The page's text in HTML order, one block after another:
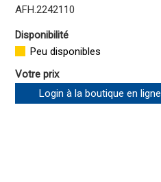
AFH.2242110
Disponibilité
Peu disponibles
Votre prix
Login à la boutique en ligne